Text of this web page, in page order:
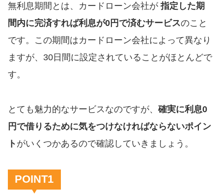
最速！最短40分で借りられるカ
ードローン
特集ページ一覧
銀行カードローンを選ぶべき4つ
無利息期間を利用して利息0円で
無利息期間とは、カードローン会社が 指定した期
間内に完済すれば利息が0円で済むサービスのこと
です。この期間はカードローン会社によって異なり
ますが、30日間に設定されていることがほとんどで
す。
とても魅力的なサービスなのですが、 確実に利息0
円で借りるために気をつけなければならないポイン
ト がいくつかあるので確認していきましょう。
POINT